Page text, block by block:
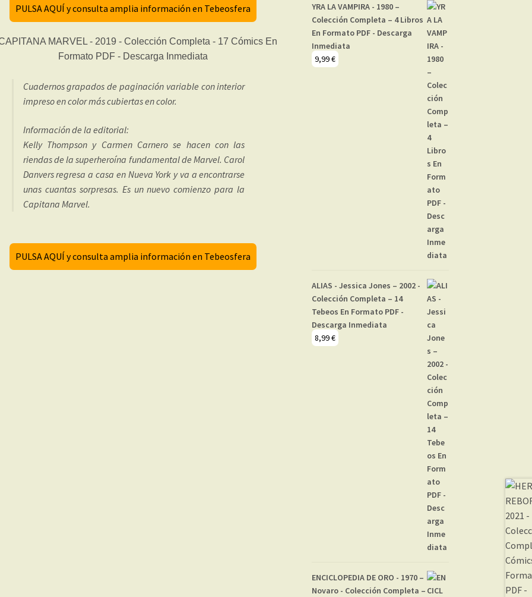
PULSA AQUÍ y consulta amplia información en Tebeosfera
Cuadernos grapados de paginación variable con interior
impreso en color más cubiertas en color.
Información de la editorial:
Kelly Thompson y Carmen Carnero se hacen con las
riendas de la superheroína fundamental de Marvel. Carol
Danvers regresa a casa en Nueva York y va a encontrarse
unas cuantas sorpresas. Es un nuevo comienzo para la
Capitana Marvel.
PULSA AQUÍ y consulta amplia información en Tebeosfera
YRA LA VAMPIRA - 1980 –
Colección Completa – 4 Libros
En Formato PDF - Descarga
Inmediata
9,99€
ALIAS - Jessica Jones – 2002 -
Colección Completa – 14
Tebeos En Formato PDF -
Descarga Inmediata
8,99€
ENCICLOPEDIA DE ORO - 1970 –
Novaro - Colección Completa –